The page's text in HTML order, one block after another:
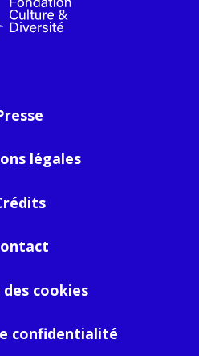
légales
cookies
confidentialité